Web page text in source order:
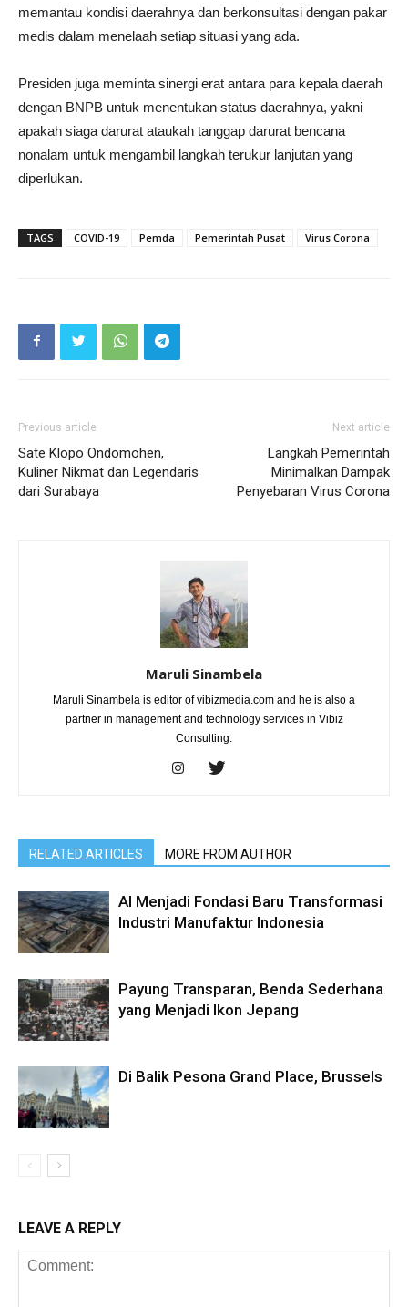
memantau kondisi daerahnya dan berkonsultasi dengan pakar
medis dalam menelaah setiap situasi yang ada.
Presiden juga meminta sinergi erat antara para kepala daerah
dengan BNPB untuk menentukan status daerahnya, yakni
apakah siaga darurat ataukah tanggap darurat bencana
nonalam untuk mengambil langkah terukur lanjutan yang
diperlukan.
TAGS COVID-19 Pemda Pemerintah Pusat Virus Corona
Previous article
Sate Klopo Ondomohen,
Kuliner Nikmat dan Legendaris
dari Surabaya
Next article
Langkah Pemerintah
Minimalkan Dampak
Penyebaran Virus Corona
Maruli Sinambela
Maruli Sinambela is editor of vibizmedia.com and he is also a
partner in management and technology services in Vibiz
Consulting.
RELATED ARTICLES MORE FROM AUTHOR
AI Menjadi Fondasi Baru Transformasi
Industri Manufaktur Indonesia
Payung Transparan, Benda Sederhana
yang Menjadi Ikon Jepang
Di Balik Pesona Grand Place, Brussels
LEAVE A REPLY